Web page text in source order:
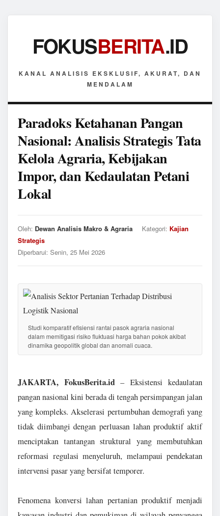
FOKUSBERITA.ID
KANAL ANALISIS EKSKLUSIF, AKURAT, DAN
MENDALAM
Paradoks Ketahanan Pangan
Nasional: Analisis Strategis Tata
Kelola Agraria, Kebijakan
Impor, dan Kedaulatan Petani
Lokal
Oleh: Dewan Analisis Makro & Agraria Kategori: Kajian
Strategis
Diperbarui: Senin, 25 Mei 2026
Studi komparatif efisiensi rantai pasok agraria nasional
dalam memitigasi risiko fluktuasi harga bahan pokok akibat
dinamika geopolitik global dan anomali cuaca.
JAKARTA, FokusBerita.id– Eksistensi kedaulatan
pangan nasional kini berada di tengah persimpangan jalan
yang kompleks. Akselerasi pertumbuhan demografi yang
tidak diimbangi dengan perluasan lahan produktif aktif
menciptakan tantangan struktural yang membutuhkan
reformasi regulasi menyeluruh, melampaui pendekatan
intervensi pasar yang bersifat temporer.
Fenomena konversi lahan pertanian produktif menjadi